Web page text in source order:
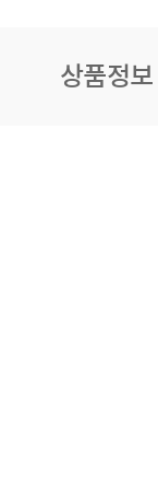
상품정보